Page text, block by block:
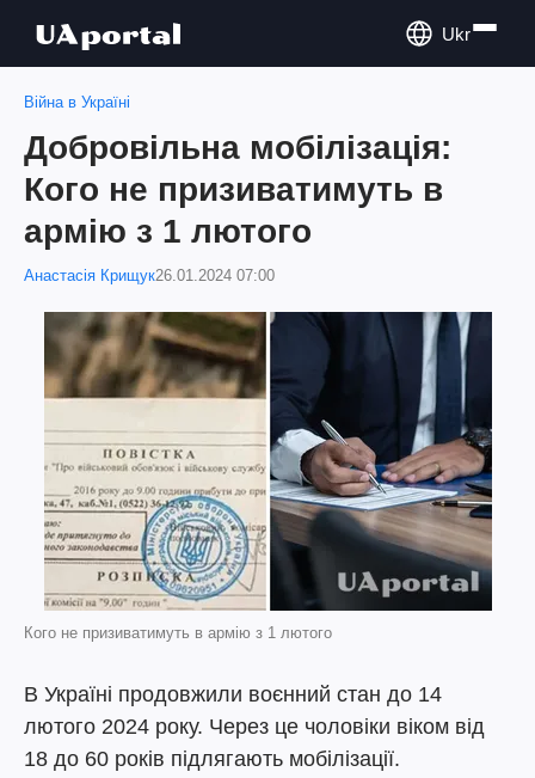
Ukr
Війна в Україні
Добровільна мобілізація:
Кого не призиватимуть в
армію з 1 лютого
Анастасія Крищук26.01.2024 07:00
Кого не призиватимуть в армію з 1 лютого
В Україні продовжили воєнний стан до 14
лютого 2024 року. Через це чоловіки віком від
18 до 60 років підлягають мобілізації.